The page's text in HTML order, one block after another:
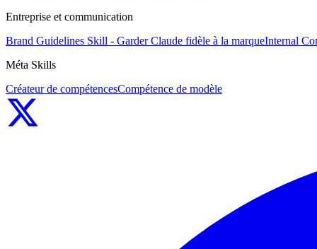
Entreprise et communication
Brand Guidelines Skill - Garder Claude fidèle à la marqueInternal
Méta Skills
Créateur de compétencesCompétence de modèle